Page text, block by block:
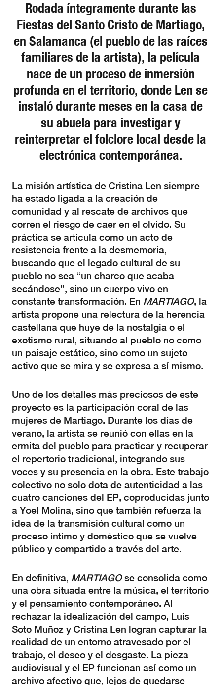
Rodada íntegramente durante las
Fiestas del Santo Cristo de Martiago,
en Salamanca (el pueblo de las raíces
familiares de la artista), la película
nace de un proceso de inmersión
profunda en el territorio, donde Len se
instaló durante meses en la casa de
su abuela para investigar y
reinterpretar el folclore local desde la
electrónica contemporánea.
La misión artística de Cristina Len siempre
ha estado ligada a la creación de
comunidad y al rescate de archivos que
corren el riesgo de caer en el olvido. Su
práctica se articula como un acto de
resistencia frente a la desmemoria,
buscando que el legado cultural de su
pueblo no sea “un charco que acaba
secándose”, sino un cuerpo vivo en
constante transformación. En MARTIAGO, la
artista propone una relectura de la herencia
castellana que huye de la nostalgia o el
exotismo rural, situando al pueblo no como
un paisaje estático, sino como un sujeto
activo que se mira y se expresa a sí mismo.
Uno de los detalles más preciosos de este
proyecto es la participación coral de las
mujeres de Martiago. Durante los días de
verano, la artista se reunió con ellas en la
ermita del pueblo para practicar y recuperar
el repertorio tradicional, integrando sus
voces y su presencia en la obra. Este trabajo
colectivo no solo dota de autenticidad a las
cuatro canciones del EP, coproducidas junto
a Yoel Molina, sino que también refuerza la
idea de la transmisión cultural como un
proceso íntimo y doméstico que se vuelve
público y compartido a través del arte.
En definitiva, MARTIAGOse consolida como
una obra situada entre la música, el territorio
y el pensamiento contemporáneo. Al
rechazar la idealización del campo, Luis
Soto Muñoz y Cristina Len logran capturar la
realidad de un entorno atravesado por el
trabajo, el deseo y el desgaste. La pieza
audiovisual y el EP funcionan así como un
archivo afectivo que, lejos de quedarse